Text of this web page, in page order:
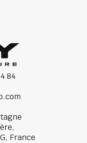
84
France